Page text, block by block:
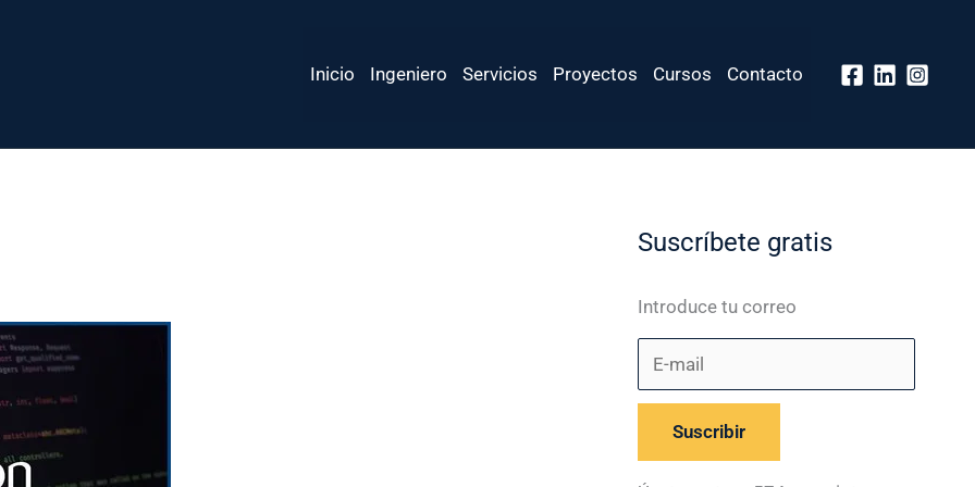
Inicio Ingeniero Servicios Proyectos Cursos Contacto
Suscríbete gratis
Introduce tu correo
E
m
i
Suscribir
D
r
c
i